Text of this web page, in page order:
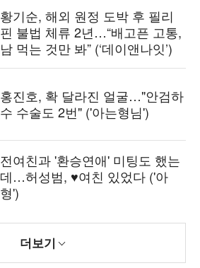
황기순, 해외 원정 도박 후 필리
핀 불법 체류 2년…“배고픈 고통,
남 먹는 것만 봐” (‘데이앤나잇’)
홍진호, 확 달라진 얼굴…"안검하
수 수술도 2번" ('아는형님')
전여친과 '환승연애' 미팅도 했는
데…허성범, ♥여친 있었다 ('아
형')
더보기